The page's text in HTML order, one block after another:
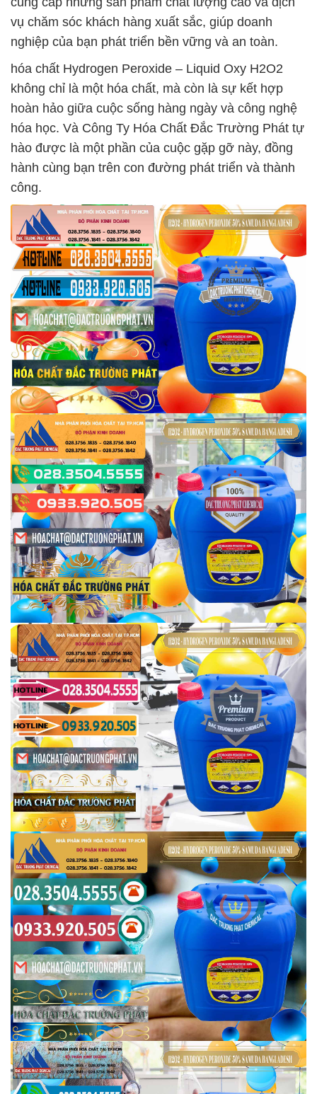
vụ chăm sóc khách hàng xuất sắc, giúp doanh
nghiệp của bạn phát triển bền vững và an toàn.
hóa chất Hydrogen Peroxide – Liquid Oxy H2O2
không chỉ là một hóa chất, mà còn là sự kết hợp
hoàn hảo giữa cuộc sống hàng ngày và công nghệ
hóa học. Và Công Ty Hóa Chất Đắc Trường Phát tự
hào được là một phần của cuộc gặp gỡ này, đồng
hành cùng bạn trên con đường phát triển và thành
công.